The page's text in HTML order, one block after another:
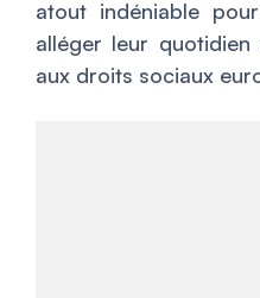
atout indéniable
alléger leur
aux droits sociaux